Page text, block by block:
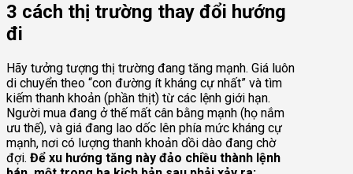
3 cách thị trường thay đổi hướng
đi
Hãy tưởng tượng thị trường đang tăng mạnh. Giá luôn
di chuyển theo “con đường ít kháng cự nhất” và tìm
kiếm thanh khoản (phần thịt) từ các lệnh giới hạn.
Người mua đang ở thế mất cân bằng mạnh (họ nắm
ưu thế), và giá đang lao dốc lên phía mức kháng cự
mạnh, nơi có lượng thanh khoản dồi dào đang chờ
đợi. Để xu hướng tăng này đảo chiều thành lệnh